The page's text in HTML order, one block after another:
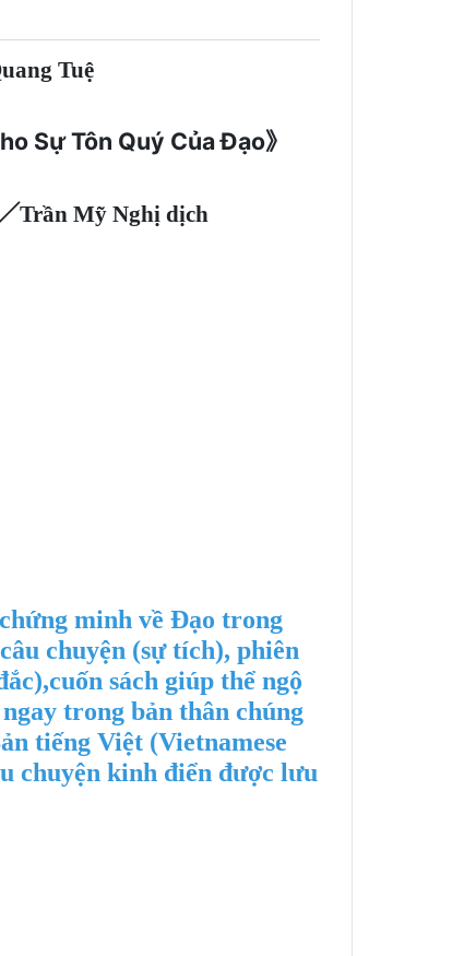
Tuệ
Sự Tôn Quý Của Đạo》
Trần Mỹ Nghị dịch
minh về Đạo trong
chuyện (sự tích), phiên
cuốn sách giúp thể ngộ
trong bản thân chúng
tiếng Việt (Vietnamese
chuyện kinh điển được lưu